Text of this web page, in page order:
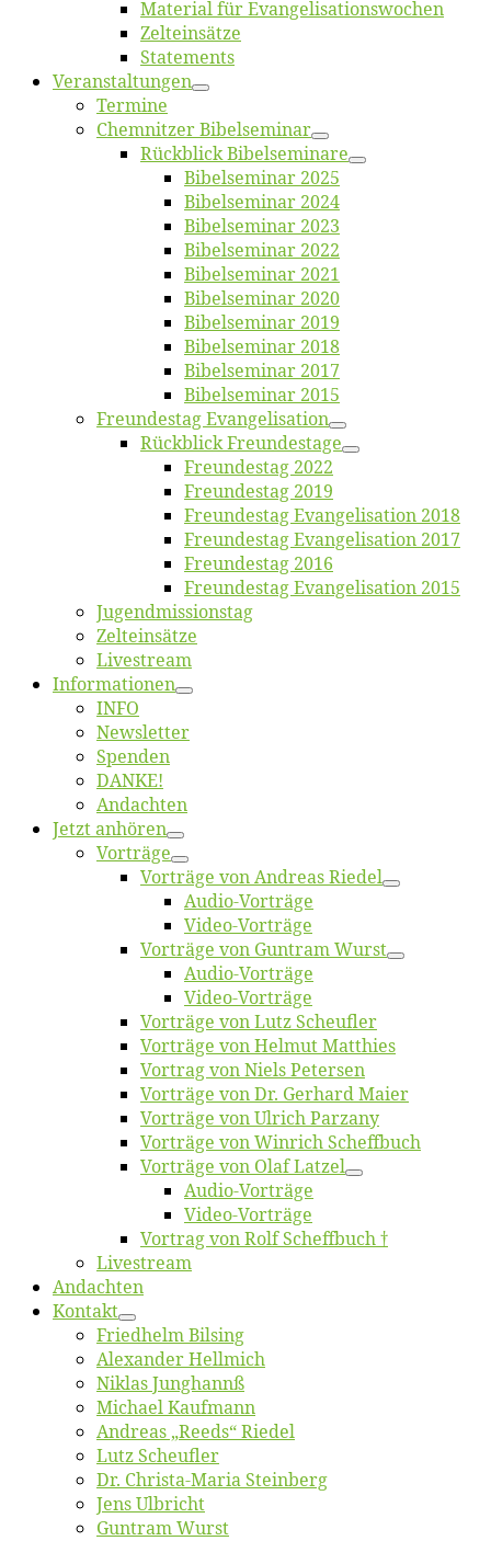
Ma­te­ri­al für Evangelisationswochen
Zelt­ein­sät­ze
State­ments
Ver­an­stal­tun­gen
Ter­mi­ne
Chemnit­zer Bibelseminar
Rück­blick Bibelseminare
Bi­bel­se­mi­nar 2025
Bi­bel­se­mi­nar 2024
Bi­bel­se­mi­nar 2023
Bi­bel­se­mi­nar 2022
Bi­bel­se­mi­nar 2021
Bi­bel­se­mi­nar 2020
Bi­bel­se­mi­nar 2019
Bi­bel­se­mi­nar 2018
Bibelsemi­nar 2017
Bibelsemi­nar 2015
Freun­des­tag Evangelisation
Rück­blick Freundestage
Freun­des­tag 2022
Freun­des­tag 2019
Freun­des­tag Evan­ge­li­sa­ti­on 2018
Freun­des­tag Evan­ge­li­sa­ti­on 2017
Freun­des­tag 2016
Freun­des­tag Evan­ge­li­sa­ti­on 2015
Jugend­mis­sions­tag
Zelt­ein­sät­ze
Live­stream
Informatio­nen
INFO
News­let­ter
Spen­den
DANKE!
An­dach­ten
Jetzt an­hö­ren
Vor­trä­ge
Vor­trä­ge von An­dre­as Riedel
Au­dio-Vor­trä­ge
Vi­deo-Vor­trä­ge
Vor­trä­ge von Gun­tram Wurst
Au­dio-Vor­trä­ge
Vi­deo-Vor­trä­ge
Vor­trä­ge von Lutz Scheufler
Vor­trä­ge von Hel­mut Matthies
Vor­trag von Niels Petersen
Vor­trä­ge von Dr. Ger­hard Maier
Vor­trä­ge von Ul­rich Parzany
Vor­trä­ge von Win­rich Scheffbuch
Vor­trä­ge von Olaf Latzel
Au­dio-Vor­trä­ge
Vi­deo-Vor­trä­ge
Vor­trag von Rolf Scheffbuch †
Live­stream
An­dach­ten
Kon­takt
Fried­helm Bilsing
Alex­an­der Hellmich
Ni­klas Junghannß
Mi­cha­el Kaufmann
An­dre­as „Reeds“ Riedel
Lutz Scheuf­ler
Dr. Chris­­ta-Ma­ria Steinberg
Jens Ulb­richt
Gun­tram Wurst